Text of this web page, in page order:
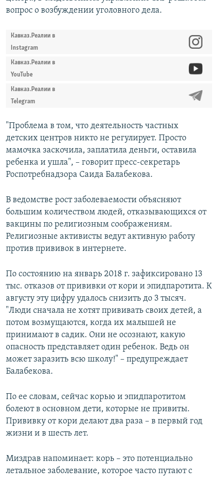
вопрос о возбуждении уголовного дела.
Кавказ.Реалии в
Instagram
Кавказ.Реалии в
YouTube
Кавказ.Реалии в
Telegram
"Проблема в том, что деятельность частных
детских центров никто не регулирует. Просто
мамочка заскочила, заплатила деньги, оставила
ребенка и ушла", – говорит пресс-секретарь
Роспотребнадзора Саида Балабекова.
В ведомстве рост заболеваемости объясняют
большим количеством людей, отказывающихся от
вакцины по религиозным соображениям.
Религиозные активисты ведут активную работу
против прививок в интернете.
По состоянию на январь 2018 г. зафиксировано 13
тыс. отказов от прививки от кори и эпидпаротита. К
августу эту цифру удалось снизить до 3 тысяч.
"Люди сначала не хотят прививать своих детей, а
потом возмущаются, когда их малышей не
принимают в садик. Они не осознают, какую
опасность представляет один ребенок. Ведь он
может заразить всю школу!" – предупреждает
Балабекова.
По ее словам, сейчас корью и эпидпаротитом
болеют в основном дети, которые не привиты.
Прививку от кори делают два раза – в первый год
жизни и в шесть лет.
Миздрав напоминает: корь – это потенциально
летальное заболевание, которое часто путают с